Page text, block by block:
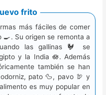
frito
más fáciles de comer
Su origen se remonta a
las gallinas 🐓 se
y la India 🪷. Además
también se han
pato 🦆, pavo 🦃 y
es muy popular en